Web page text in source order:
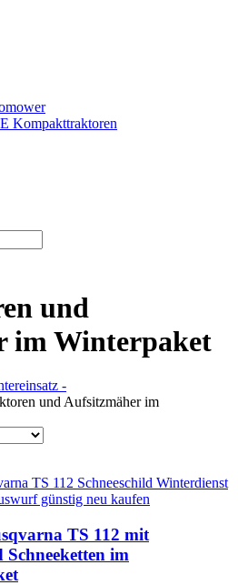
Kompakttraktoren
und
im Winterpaket
-
und Aufsitzmäher im
TS 112 mit
Schneeketten im